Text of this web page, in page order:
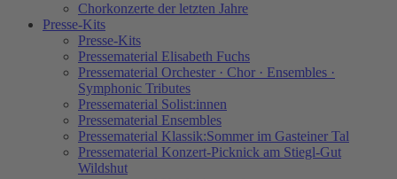
Chorkonzerte der letzten Jahre
Presse-Kits
Presse-Kits
Pressematerial Elisabeth Fuchs
Pressematerial Orchester · Chor · Ensembles ·
Symphonic Tributes
Pressematerial Solist:innen
Pressematerial Ensembles
Pressematerial Klassik:Sommer im Gasteiner Tal
Pressematerial Konzert-Picknick am Stiegl-Gut
Wildshut